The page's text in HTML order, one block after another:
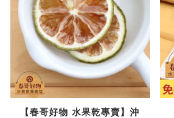
【春哥好物 水果乾專賣】沖